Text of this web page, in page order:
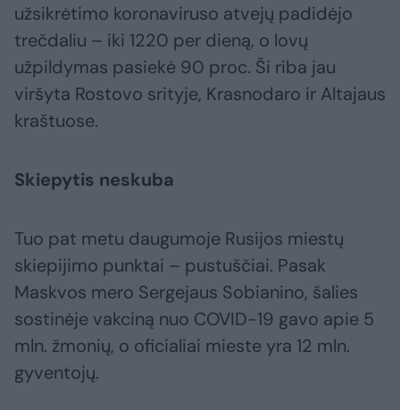
užsikrėtimo koronaviruso atvejų padidėjo
trečdaliu – iki 1220 per dieną, o lovų
užpildymas pasiekė 90 proc. Ši riba jau
viršyta Rostovo srityje, Krasnodaro ir Altajaus
kraštuose.
Skiepytis neskuba
Tuo pat metu daugumoje Rusijos miestų
skiepijimo punktai – pustuščiai. Pasak
Maskvos mero Sergejaus Sobianino, šalies
sostinėje vakciną nuo COVID-19 gavo apie 5
mln. žmonių, o oficialiai mieste yra 12 mln.
gyventojų.